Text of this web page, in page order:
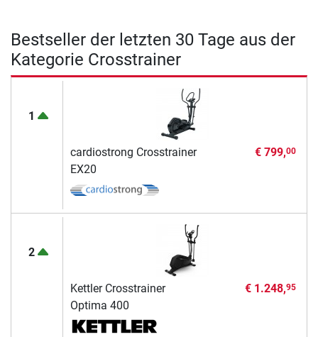
Bestseller der letzten 30 Tage aus der
Kategorie Crosstrainer
1
cardiostrong Crosstrainer
EX20
€ 799,00
2
Kettler Crosstrainer
Optima 400
€ 1.248,95